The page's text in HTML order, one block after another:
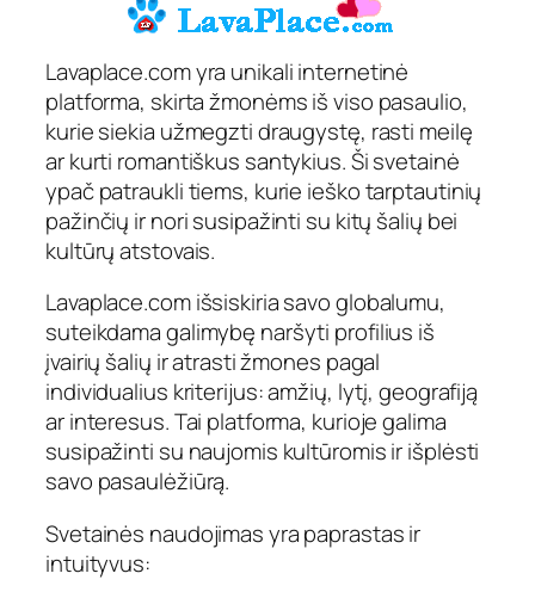
Lavaplace.com yra unikali internetinė
platforma, skirta žmonėms iš viso pasaulio,
kurie siekia užmegzti draugystę, rasti meilę
ar kurti romantiškus santykius. Ši svetainė
ypač patraukli tiems, kurie ieško tarptautinių
pažinčių ir nori susipažinti su kitų šalių bei
kultūrų atstovais.
Lavaplace.com išsiskiria savo globalumu,
suteikdama galimybę naršyti profilius iš
įvairių šalių ir atrasti žmones pagal
individualius kriterijus: amžių, lytį, geografiją
ar interesus. Tai platforma, kurioje galima
susipažinti su naujomis kultūromis ir išplėsti
savo pasaulėžiūrą.
Svetainės naudojimas yra paprastas ir
intuityvus: